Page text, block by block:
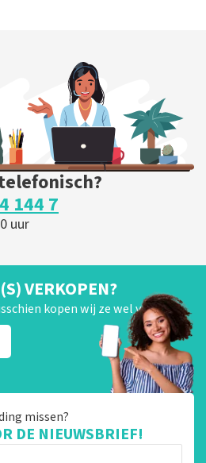
144 7
uur
VERKOPEN?
kopen wij ze wel van je!
missen?
DE NIEUWSBRIEF!